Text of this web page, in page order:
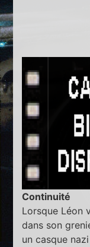
Continuité
Lorsque Léon
dans son
un casque